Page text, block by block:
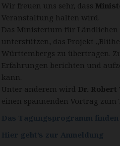
Wir freuen uns sehr, dass
Veranstaltung halten wird.
Das Ministerium für
unterstützen, das Projekt
Württembergs zu übertragen.
Erfahrungen berichten und
kann.
Unter anderem wird Dr. Robert
einen spannenden Vortrag zum
Das Tagungsprogramm finden
Hier geht’s zur Anmeldung